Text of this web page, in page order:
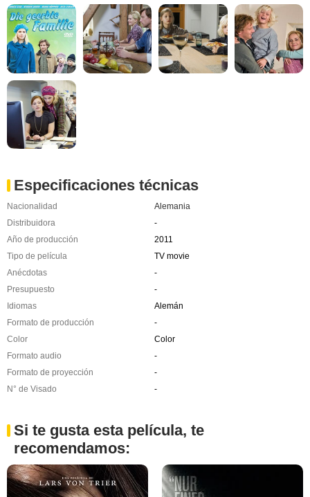
Especificaciones técnicas
Nacionalidad
Alemania
Distribuidora
-
Año de producción
2011
Tipo de película
TV movie
Anécdotas
-
Presupuesto
-
Idiomas
Alemán
Formato de producción
-
Color
Color
Formato audio
-
Formato de proyección
-
N° de Visado
-
Si te gusta esta película, te
recomendamos: